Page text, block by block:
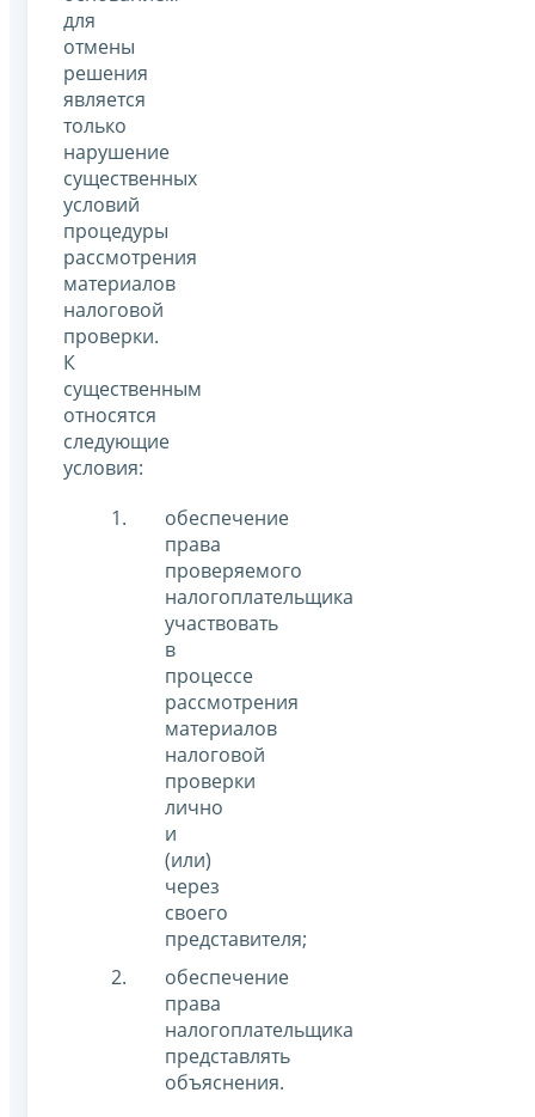
для
отмены
решения
является
только
нарушение
существенных
условий
процедуры
рассмотрения
материалов
налоговой
проверки.
К
существенным
относятся
следующие
условия:
обеспечение
права
проверяемого
налогоплательщика
участвовать
в
процессе
рассмотрения
материалов
налоговой
проверки
лично
и
(или)
через
своего
представителя;
обеспечение
права
налогоплательщика
представлять
объяснения.